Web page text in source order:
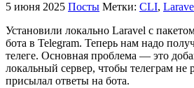
5 июня 2025 Посты Метки: CLI,
Установили локально Laravel с
бота в Telegram. Теперь нам надо
телеге. Основная проблема — это
локальный сервер, чтобы телеграм не
присылал ответы на бота.